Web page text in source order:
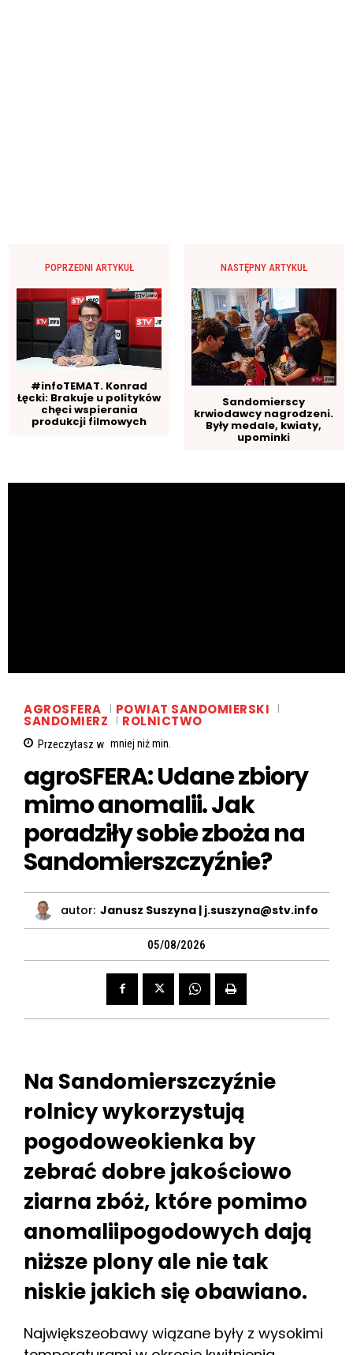
POPRZEDNI ARTYKUŁ
#infoTEMAT. Konrad
Łęcki: Brakuje u polityków
chęci wspierania
produkcji filmowych
NASTĘPNY ARTYKUŁ
Sandomierscy
krwiodawcy nagrodzeni.
Były medale, kwiaty,
upominki